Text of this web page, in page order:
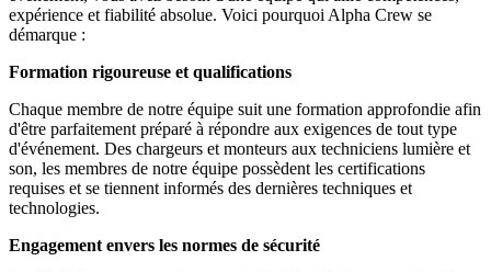
expérience et fiabilité absolue. Voici pourquoi Alpha Crew se
démarque :
Formation rigoureuse et qualifications
Chaque membre de notre équipe suit une formation approfondie afin
d'être parfaitement préparé à répondre aux exigences de tout type
d'événement. Des chargeurs et monteurs aux techniciens lumière et
son, les membres de notre équipe possèdent les certifications
requises et se tiennent informés des dernières techniques et
technologies.
Engagement envers les normes de sécurité